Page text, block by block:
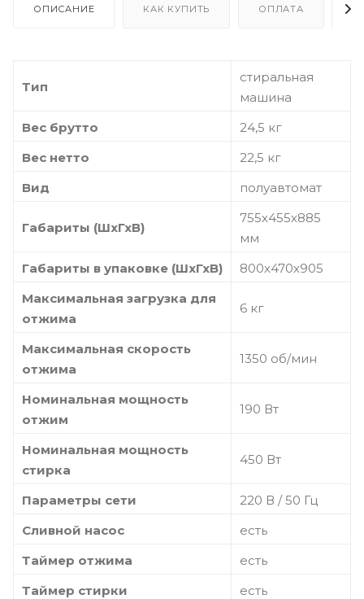
ОПИСАНИЕ КАК КУПИТЬ ОПЛАТА
Тип
стиральная
машина
Вес брутто
24,5 кг
Вес нетто
22,5 кг
Вид
полуавтомат
Габариты (ШхГхВ)
755х455х885
мм
Габариты в упаковке (ШхГхВ)
800х470х905
Максимальная загрузка для
отжима
6 кг
Максимальная скорость
отжима
1350 об/мин
Номинальная мощность
отжим
190 Вт
Номинальная мощность
стирка
450 Вт
Параметры сети
220 В / 50 Гц
Сливной насос
есть
Таймер отжима
есть
Таймер стирки
есть